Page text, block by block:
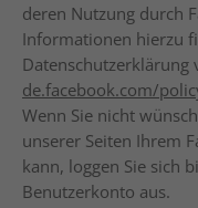
deren Nutzung durch
Informationen hierzu
Datenschutzerklärung
de.facebook.com/
Wenn Sie nicht
unserer Seiten Ihrem
kann, loggen Sie sich
Benutzerkonto aus.